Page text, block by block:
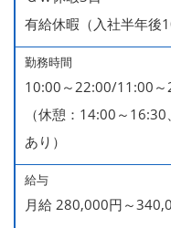
有給休暇（入社半年
勤務時間
10:00～22:00/11:00～
（休憩：14:00～
あり）
給与
月給 280,000円～